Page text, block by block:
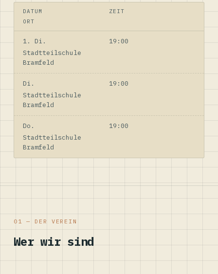
DATUM
ZEIT
ORT
1. Di.
19:00
Stadtteilschule
Bramfeld
Di.
19:00
Stadtteilschule
Bramfeld
Do.
19:00
Stadtteilschule
Bramfeld
01 — DER VEREIN
Wer wir sind